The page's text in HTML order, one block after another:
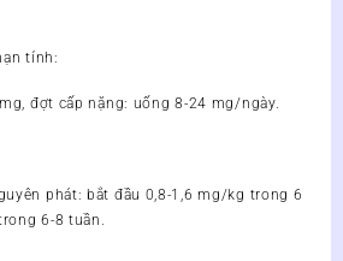
tính:
đợt cấp nặng: uống 8-24 mg/ngày.
phát: bắt đầu 0,8-1,6 mg/kg trong 6
6-8 tuần.